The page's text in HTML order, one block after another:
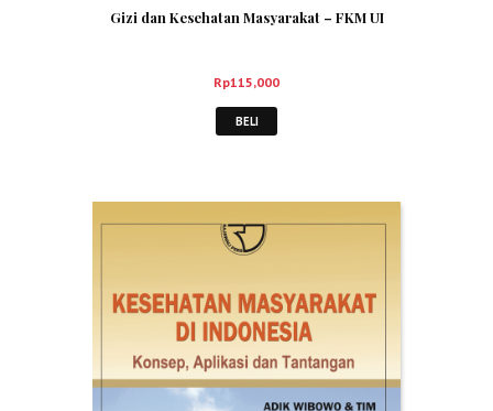
Gizi dan Kesehatan Masyarakat – FKM UI
Rp115,000
BELI